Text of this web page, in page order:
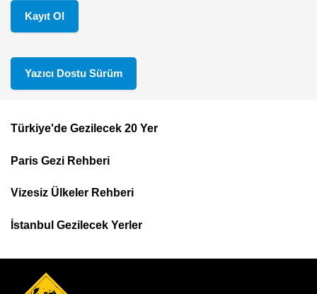
Kayıt Ol
Yazıcı Dostu Sürüm
Footer
Top
Menu
Türkiye'de Gezilecek 20 Yer
Paris Gezi Rehberi
Vizesiz Ülkeler Rehberi
İstanbul Gezilecek Yerler